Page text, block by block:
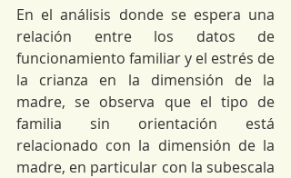
En el análisis donde se espera una
relación entre los datos de
funcionamiento familiar y el estrés de
la crianza en la dimensión de la
madre, se observa que el tipo de
familia sin orientación está
relacionado con la dimensión de la
madre, en particular con la subescala